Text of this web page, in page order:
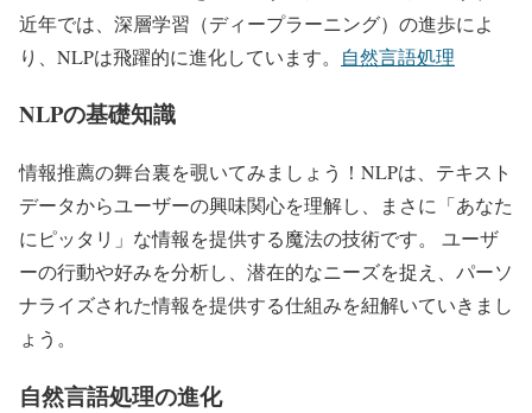
近年では、深層学習（ディープラーニング）の進歩によ
り、NLPは飛躍的に進化しています。 自然言語処理
NLPの基礎知識
情報推薦の舞台裏を覗いてみましょう！NLPは、テキスト
データからユーザーの興味関心を理解し、まさに「あなた
にピッタリ」な情報を提供する魔法の技術です。 ユーザ
ーの行動や好みを分析し、潜在的なニーズを捉え、パーソ
ナライズされた情報を提供する仕組みを紐解いていきまし
ょう。
自然言語処理の進化